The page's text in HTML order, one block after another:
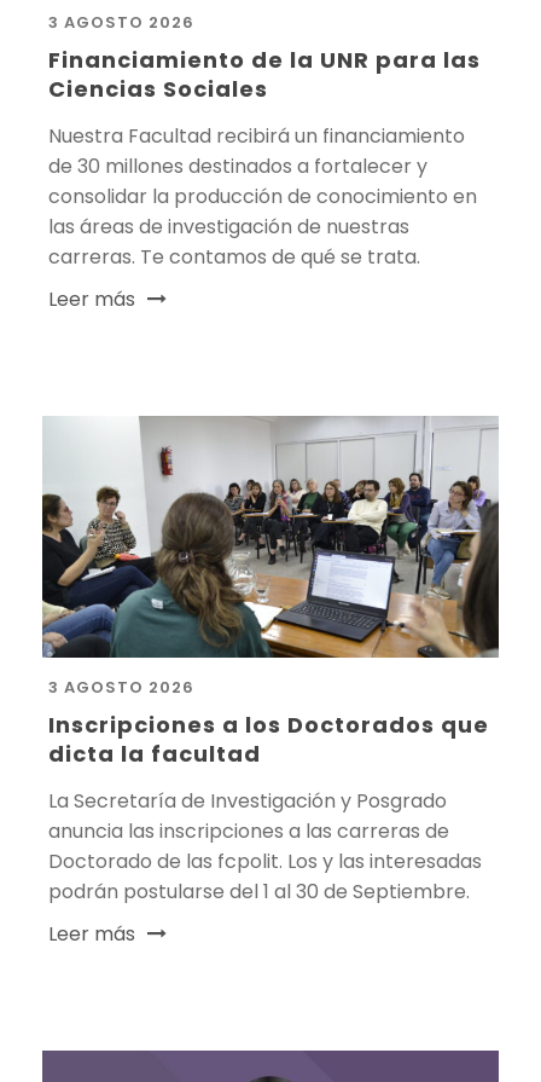
3 AGOSTO 2026
Financiamiento de la UNR para las
Ciencias Sociales
Nuestra Facultad recibirá un financiamiento
de 30 millones destinados a fortalecer y
consolidar la producción de conocimiento en
las áreas de investigación de nuestras
carreras. Te contamos de qué se trata.
Leer más
3 AGOSTO 2026
Inscripciones a los Doctorados que
dicta la facultad
La Secretaría de Investigación y Posgrado
anuncia las inscripciones a las carreras de
Doctorado de las fcpolit. Los y las interesadas
podrán postularse del 1 al 30 de Septiembre.
Leer más